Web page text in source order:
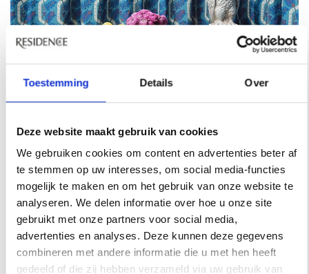
Toestemming Details Over
Deze website maakt gebruik van cookies
We gebruiken cookies om content en advertenties beter af
te stemmen op uw interesses, om social media-functies
mogelijk te maken en om het gebruik van onze website te
analyseren. We delen informatie over hoe u onze site
gebruikt met onze partners voor social media,
advertenties en analyses. Deze kunnen deze gegevens
combineren met andere informatie die u met hen heeft
gedeeld of die zij hebben verzameld via uw gebruik van
CABANA X DAVID HICKS
- TOPKAPI TABLECLOTH
Een deel van David Hicks collectie voor Cabana
Magazine, waaronder Topkapi tafelkleed, € 350.